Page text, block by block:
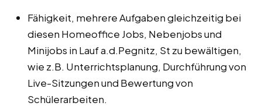
Fähigkeit, mehrere Aufgaben gleichzeitig bei
diesen Homeoffice Jobs, Nebenjobs und
Minijobs in Lauf a.d.Pegnitz, St zu bewältigen,
wie z.B. Unterrichtsplanung, Durchführung von
Live-Sitzungen und Bewertung von
Schülerarbeiten.